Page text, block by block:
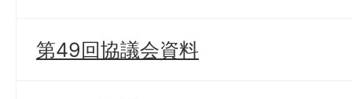
第49回協議会資料